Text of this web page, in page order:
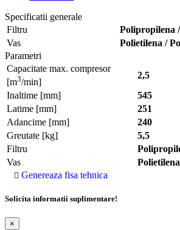
Specificatii generale
Filtru
Polipropilena
Vas
Polietilena /
Parametri
Capacitate max. compresor
[m3/min]
2,5
Inaltime [mm]
545
Latime [mm]
251
Adancime [mm]
240
Greutate [kg]
5,5
Filtru
Vas
Genereaza fisa tehnica
Solicita informatii suplimentare!
×